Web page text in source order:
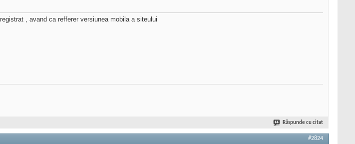
, avand ca refferer versiunea mobila a siteului
Răspunde cu citat
#2824